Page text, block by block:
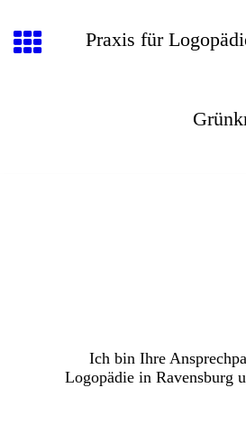
Praxis für
Ich bin Ihre
Logopädie in Ravensburg